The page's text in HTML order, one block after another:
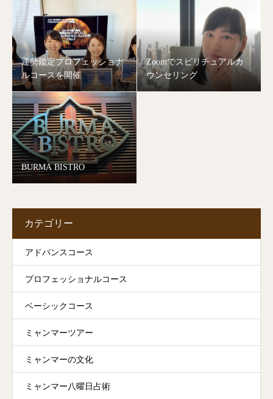
運勢鑑定プロフェッショナ
ルコースを開催
Zoomでスピリチュアルカ
ウンセリング
BURMA BISTRO
カテゴリー
アドバンスコース
プロフェッショナルコース
ベーシックコース
ミャンマーツアー
ミャンマーの文化
ミャンマー八曜日占術